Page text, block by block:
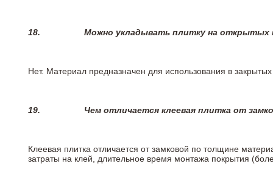
18. Можно укладывать плитку на открытых
Нет. Материал предназначен для использования в
19. Чем отличается клеевая плитка от
Клеевая плитка отличается от замковой по толщине
затраты на клей, длительное время монтажа покрытия